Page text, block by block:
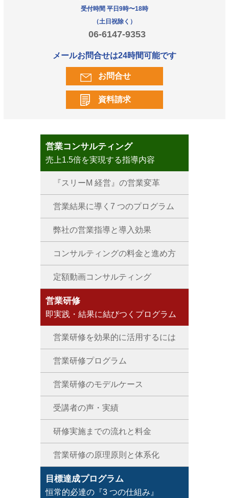
受付時間 平日9時〜18時
（土日祝除く）
06-6147-9353
メールお問合せは24時間可能です
お問合せ
資料請求
営業コンサルティング
売上1.5倍を実現する指導内容
『スリーM 経営』の営業変革
営業結果に導く7 つのプログラム
弊社の営業指導と導入効果
コンサルティングの料金と進め方
定額動画コンサルティング
営業研修
即実践・結果に結びつくプログラム
営業研修を効果的に活用するには
営業研修プログラム
営業研修のモデルケース
受講者の声・実績
研修実施までの流れと料金
営業研修の原理原則と体系化
目標達成プログラム
恒常的必達の『3 つの仕組み』